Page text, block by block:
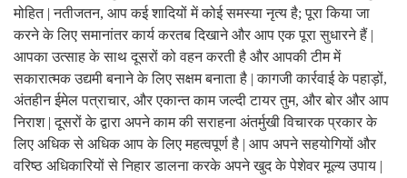
मोहित | नतीजतन, आप कई शादियों में कोई समस्या नृत्य है; पूरा किया जा
करने के लिए समानांतर कार्य करतब दिखाने और आप एक पूरा सुधारने हैं |
आपका उत्साह के साथ दूसरों को वहन करती है और आपकी टीम में
सकारात्मक उद्यमी बनाने के लिए सक्षम बनाता है | कागजी कार्रवाई के पहाड़ों,
अंतहीन ईमेल पत्राचार, और एकान्त काम जल्दी टायर तुम, और बोर और आप
निराश | दूसरों के द्वारा अपने काम की सराहना अंतर्मुखी विचारक प्रकार के
लिए अधिक से अधिक आप के लिए महत्वपूर्ण है | आप अपने सहयोगियों और
वरिष्ठ अधिकारियों से निहार डालना करके अपने खुद के पेशेवर मूल्य उपाय |